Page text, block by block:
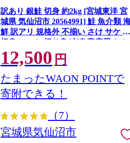
訳あり 銀鮭 切身 約2kg [宮城東洋 宮
城県 気仙沼市 20564991] 鮭 魚介類
鮮 訳アリ 規格外 不揃い さけ サケ 鮭
切身 シャケ 切り身 冷凍 家庭用 おか
ず 弁当 支援 サーモン 銀鮭切り身 魚
わけあり
12,500 円
たまったWAON POINTで
寄附できる！
（7）
宮城県気仙沼市